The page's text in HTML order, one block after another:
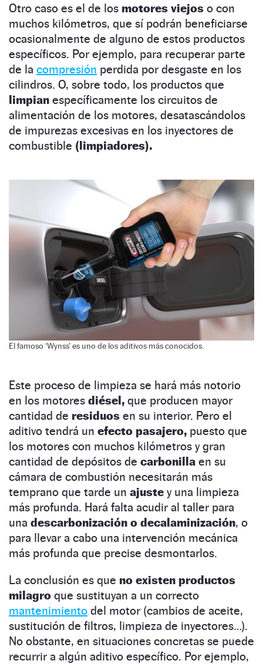
Otro caso es el de los motores viejos o con
muchos kilómetros, que sí podrán beneficiarse
ocasionalmente de alguno de estos productos
específicos. Por ejemplo, para recuperar parte
de la compresión perdida por desgaste en los
cilindros. O, sobre todo, los productos que
limpian específicamente los circuitos de
alimentación de los motores, desatascándolos
de impurezas excesivas en los inyectores de
combustible (limpiadores).
El famoso ‘Wynss’ es uno de los aditivos más conocidos.
Este proceso de limpieza se hará más notorio
en los motores diésel, que producen mayor
cantidad de residuos en su interior. Pero el
aditivo tendrá un efecto pasajero, puesto que
los motores con muchos kilómetros y gran
cantidad de depósitos de carbonilla en su
cámara de combustión necesitarán más
temprano que tarde un ajuste y una limpieza
más profunda. Hará falta acudir al taller para
una descarbonización o decalaminización, o
para llevar a cabo una intervención mecánica
más profunda que precise desmontarlos.
La conclusión es que no existen productos
milagro que sustituyan a un correcto
mantenimiento del motor (cambios de aceite,
sustitución de filtros, limpieza de inyectores…).
No obstante, en situaciones concretas se puede
recurrir a algún aditivo específico. Por ejemplo,